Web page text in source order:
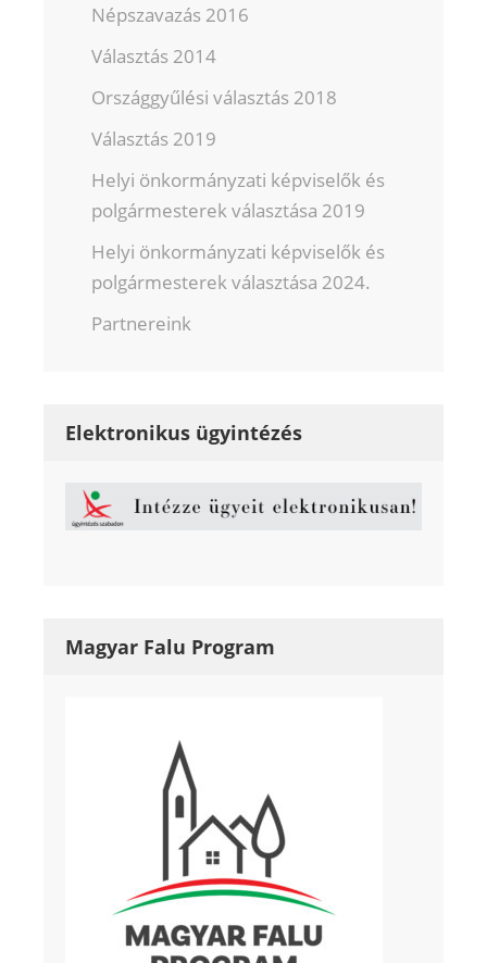
Népszavazás 2016
Választás 2014
Országgyűlési választás 2018
Választás 2019
Helyi önkormányzati képviselők és
polgármesterek választása 2019
Helyi önkormányzati képviselők és
polgármesterek választása 2024.
Partnereink
Elektronikus ügyintézés
Magyar Falu Program